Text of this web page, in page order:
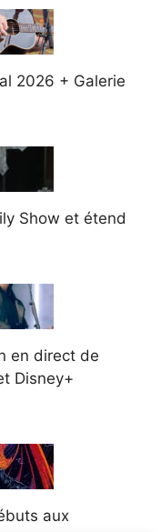
2026 + Galerie
Show et étend
en direct de
Disney+
aux